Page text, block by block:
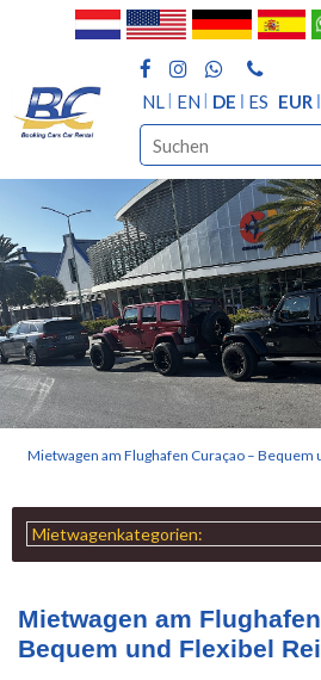
NL EN DE ES EUR
Mietwagen am Flughafen Curaçao – Bequem
Mietwagen am
Bequem und Flexibel